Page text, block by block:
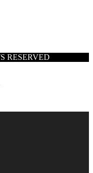
RESERVED